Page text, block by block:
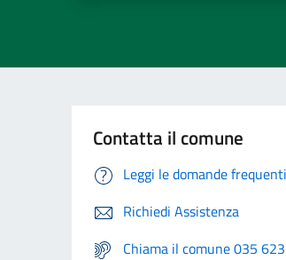
Contatta il comune
Leggi le domande frequenti
Richiedi Assistenza
Chiama il comune 035